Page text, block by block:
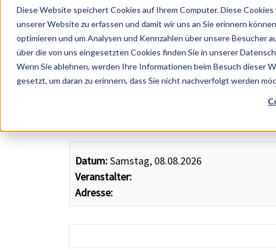
Diese Website speichert Cookies auf Ihrem Computer. Diese
unserer Website zu erfassen und damit wir uns an Sie erinnern
optimieren und um Analysen und Kennzahlen über unsere
über die von uns eingesetzten Cookies finden Sie in unserer
Wenn Sie ablehnen, werden Ihre Informationen beim Besuch dieser
gesetzt, um daran zu erinnern, dass Sie nicht nachverfolgt werden
Datum:Samstag, 08.08.2026
Veranstalter:
Adresse:
Künstler, Zelte, Bands, Catering, ...